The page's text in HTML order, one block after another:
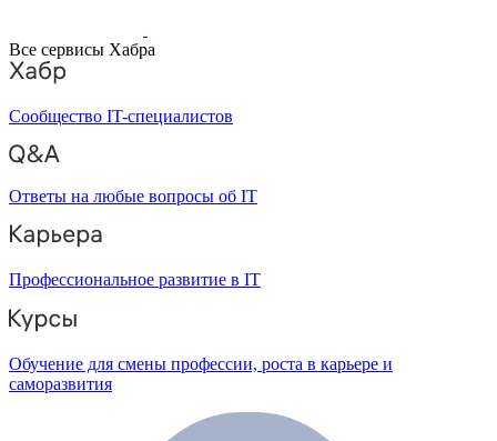
Все сервисы Хабра
Сообщество IT-специалистов
Ответы на любые вопросы об IT
Профессиональное развитие в IT
Обучение для смены профессии, роста в карьере и
саморазвития